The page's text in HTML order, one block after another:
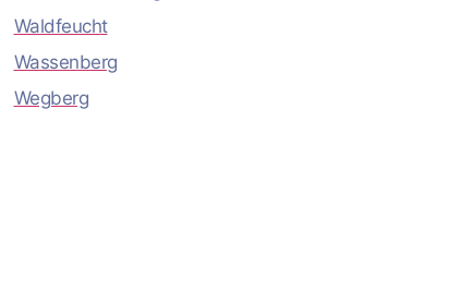
Waldfeucht
Wassenberg
Wegberg